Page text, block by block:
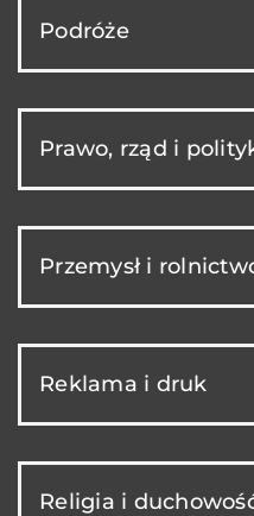
Podróże
Prawo, rząd i
Przemysł i
Reklama i druk
Religia i